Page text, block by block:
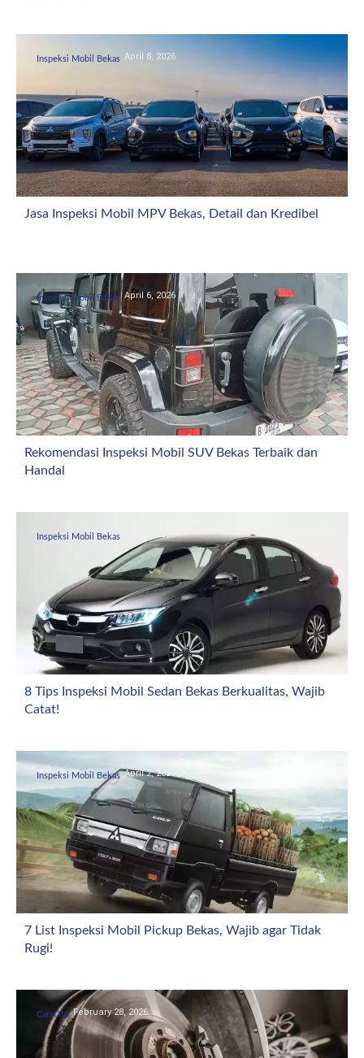
Inspeksi Mobil Bekas April 8, 2026
Jasa Inspeksi Mobil MPV Bekas, Detail dan Kredibel
Inspeksi Mobil Bekas April 6, 2026
Rekomendasi Inspeksi Mobil SUV Bekas Terbaik dan
Handal
Inspeksi Mobil Bekas April 4, 2026
8 Tips Inspeksi Mobil Sedan Bekas Berkualitas, Wajib
Catat!
Inspeksi Mobil Bekas April 2, 2026
7 List Inspeksi Mobil Pickup Bekas, Wajib agar Tidak
Rugi!
CarsOto February 28, 2026